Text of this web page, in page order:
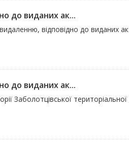
до виданих ак...
відповідно до виданих
до виданих ак...
Заболотцівської